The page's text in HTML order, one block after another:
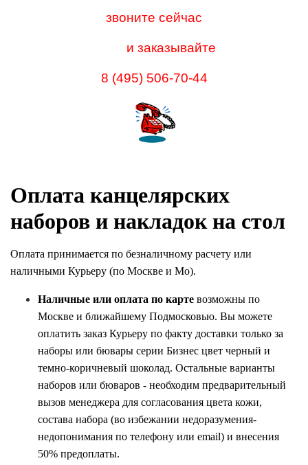
звоните сейчас
и заказывайте
8 (495) 506-70-44
Оплата канцелярских
наборов и накладок на стол
Оплата принимается по безналичному расчету или
наличными Курьеру (по Москве и Мо).
Наличные или оплата по карте возможны по
Москве и ближайшему Подмосковью. Вы можете
оплатить заказ Курьеру по факту доставки только за
наборы или бювары серии Бизнес цвет черный и
темно-коричневый шоколад. Остальные варианты
наборов или бюваров - необходим предварительный
вызов менеджера для согласования цвета кожи,
состава набора (во избежании недоразумения-
недопонимания по телефону или email) и внесения
50% предоплаты.